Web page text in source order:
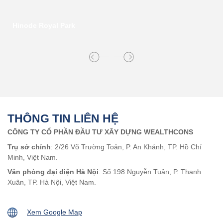
THÔNG TIN LIÊN HỆ
CÔNG TY CỔ PHẦN ĐẦU TƯ XÂY DỰNG WEALTHCONS
Trụ sở chính: 2/26 Võ Trường Toản, P. An Khánh, TP. Hồ Chí
Minh, Việt Nam.
Văn phòng đại diện Hà Nội: Số 198 Nguyễn Tuân, P. Thanh
Xuân, TP. Hà Nội, Việt Nam.
Xem Google Map